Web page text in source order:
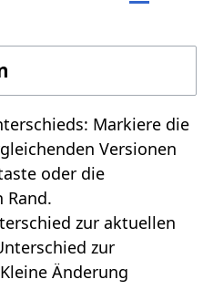
Markiere die
Versionen
oder die
Rand.
zur aktuellen
zur
Änderung